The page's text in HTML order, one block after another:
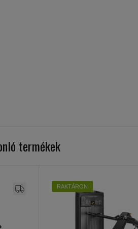
termékek
RAKTÁRON